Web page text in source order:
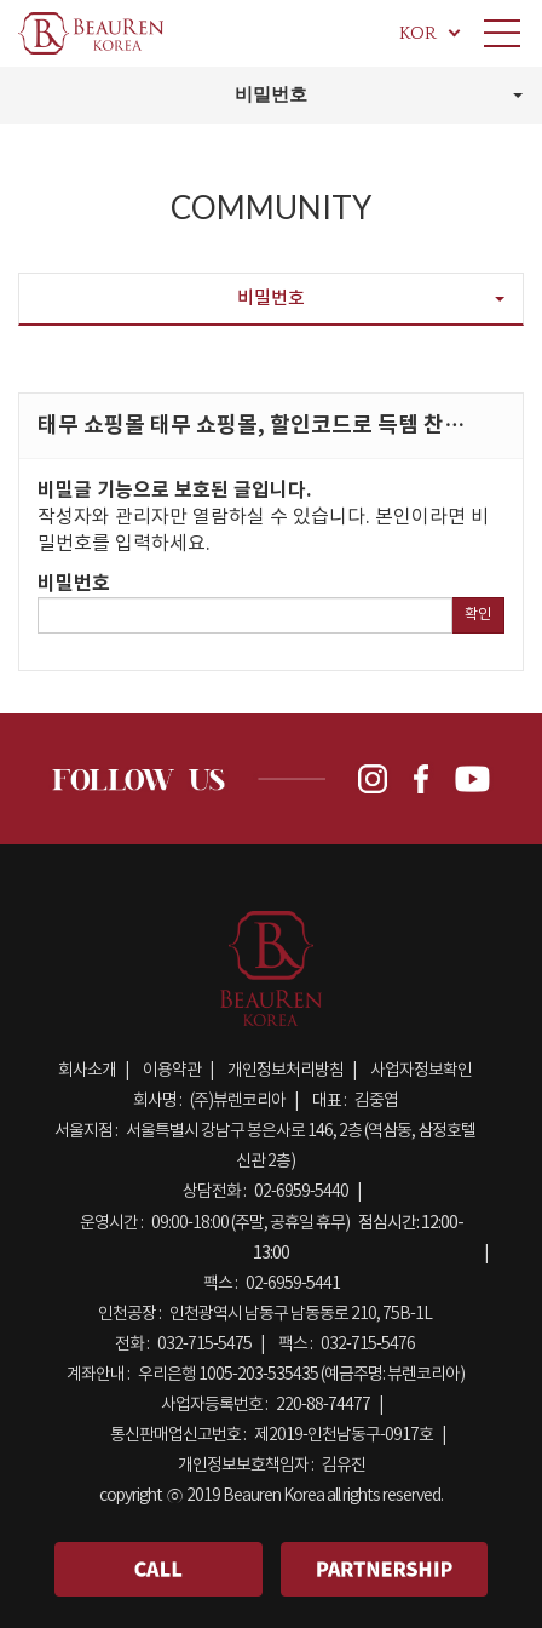
KOR
비밀번호
COMMUNITY
비밀번호
태무 쇼핑몰 태무 쇼핑몰, 할인코드로 득템 찬…
비밀글 기능으로 보호된 글입니다.
작성자와 관리자만 열람하실 수 있습니다. 본인이라면 비
밀번호를 입력하세요.
비밀번호
확인
회사소개 이용약관 개인정보처리방침
사업자정보확인
회사명 : (주)뷰렌코리아 대표 : 김중엽
서울지점 : 서울특별시 강남구 봉은사로 146, 2층 (역삼동, 삼정호텔
신관 2층)
상담전화 : 02-6959-5440
운영시간 : 09:00-18:00 (주말, 공휴일 휴무) 점심시간:12:00-
13:00
팩스 : 02-6959-5441
인천공장 : 인천광역시 남동구 남동동로 210, 75B-1L
전화 : 032-715-5475 팩스 : 032-715-5476
계좌안내 : 우리은행 1005-203-535435 (예금주명: 뷰렌코리아)
사업자등록번호 : 220-88-74477
통신판매업신고번호 : 제2019-인천남동구-0917호
개인정보보호책임자 : 김유진
copyright ⓒ 2019 Beauren Korea all rights reserved.